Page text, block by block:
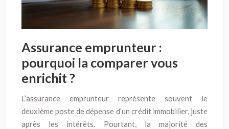
Assurance emprunteur :
pourquoi la comparer vous
enrichit ?
L’assurance emprunteur représente souvent le
deuxième poste de dépense d’un crédit immobilier, juste
après les intérêts. Pourtant, la majorité des